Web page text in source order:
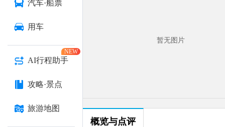
汽车·船票
用车
AI行程助手
NEW
攻略·景点
旅游地图
暂无图片
概览与点评